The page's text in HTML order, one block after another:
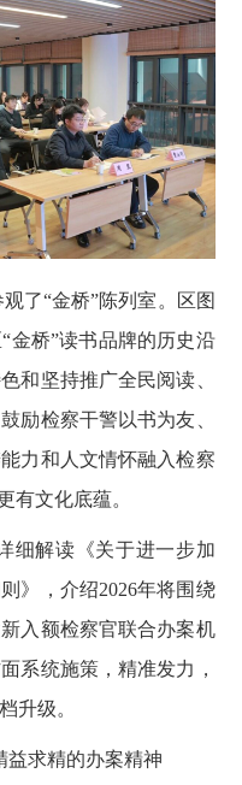
观了“金桥”陈列室。区图
金桥”读书品牌的历史沿
和坚持推广全民阅读、
励检察干警以书为友、
力和人文情怀融入检察
有文化底蕴。
细解读《关于进一步加
》，介绍2026年将围绕
入额检察官联合办案机
系统施策，精准发力，
升级。
益求精的办案精神